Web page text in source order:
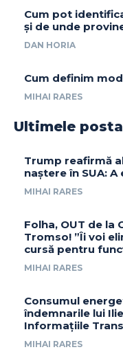
Cum pot
și de unde
DAN HORIA
Cum definim
MIHAI RARES
Ultimele
Trump reafirmă
naștere în SUA:
MIHAI RARES
Folha, OUT de la
Tromso! ”Îi voi
cursă pentru
MIHAI RARES
Consumul
îndemnarile lui
Informațiile
MIHAI RARES